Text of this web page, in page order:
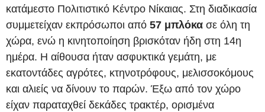
κατάμεστο Πολιτιστικό Κέντρο Νίκαιας. Στη διαδικασία
συμμετείχαν εκπρόσωποι από 57 μπλόκα σε όλη τη
χώρα, ενώ η κινητοποίηση βρισκόταν ήδη στη 14η
ημέρα. Η αίθουσα ήταν ασφυκτικά γεμάτη, με
εκατοντάδες αγρότες, κτηνοτρόφους, μελισσοκόμους
και αλιείς να δίνουν το παρών. Έξω από τον χώρο
είχαν παραταχθεί δεκάδες τρακτέρ, ορισμένα